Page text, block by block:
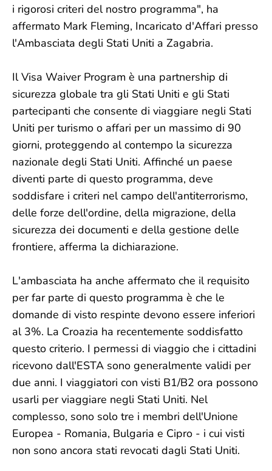
i rigorosi criteri del nostro programma", ha
affermato Mark Fleming, Incaricato d'Affari presso
l'Ambasciata degli Stati Uniti a Zagabria.
Il Visa Waiver Program è una partnership di
sicurezza globale tra gli Stati Uniti e gli Stati
partecipanti che consente di viaggiare negli Stati
Uniti per turismo o affari per un massimo di 90
giorni, proteggendo al contempo la sicurezza
nazionale degli Stati Uniti. Affinché un paese
diventi parte di questo programma, deve
soddisfare i criteri nel campo dell'antiterrorismo,
delle forze dell'ordine, della migrazione, della
sicurezza dei documenti e della gestione delle
frontiere, afferma la dichiarazione.
L'ambasciata ha anche affermato che il requisito
per far parte di questo programma è che le
domande di visto respinte devono essere inferiori
al 3%. La Croazia ha recentemente soddisfatto
questo criterio. I permessi di viaggio che i cittadini
ricevono dall'ESTA sono generalmente validi per
due anni. I viaggiatori con visti B1/B2 ora possono
usarli per viaggiare negli Stati Uniti. Nel
complesso, sono solo tre i membri dell'Unione
Europea - Romania, Bulgaria e Cipro - i cui visti
non sono ancora stati revocati dagli Stati Uniti.